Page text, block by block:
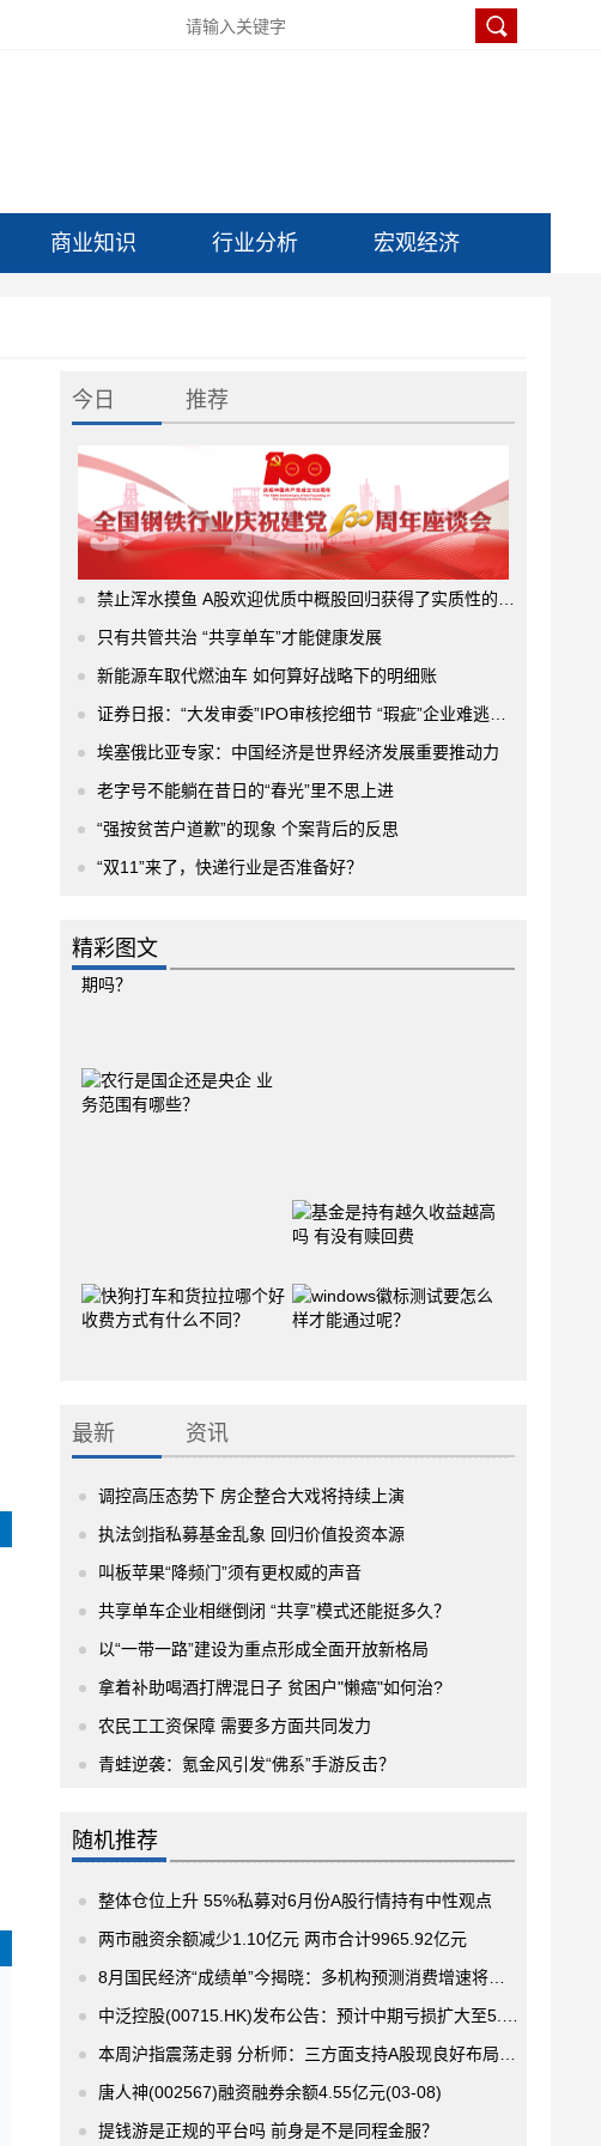
商业知识 行业分析 宏观经济
今日 推荐
禁止浑水摸鱼 A股欢迎优质中概股回归获得了实质性的进展
只有共管共治 “共享单车”才能健康发展
新能源车取代燃油车 如何算好战略下的明细账
证券日报：“大发审委”IPO审核挖细节 “瑕疵”企业难逃法眼
埃塞俄比亚专家：中国经济是世界经济发展重要推动力
老字号不能躺在昔日的“春光”里不思上进
“强按贫苦户道歉”的现象 个案背后的反思
“双11”来了，快递行业是否准备好？
精彩图文
最新 资讯
调控高压态势下 房企整合大戏将持续上演
执法剑指私募基金乱象 回归价值投资本源
叫板苹果“降频门”须有更权威的声音
共享单车企业相继倒闭 “共享”模式还能挺多久？
以“一带一路”建设为重点形成全面开放新格局
拿着补助喝酒打牌混日子 贫困户"懒癌"如何治?
农民工工资保障 需要多方面共同发力
青蛙逆袭：氪金风引发“佛系”手游反击？
随机推荐
整体仓位上升 55%私募对6月份A股行情持有中性观点
两市融资余额减少1.10亿元 两市合计9965.92亿元
8月国民经济“成绩单”今揭晓：多机构预测消费增速将回升
中泛控股(00715.HK)发布公告：预计中期亏损扩大至5.5亿-5.7亿港元
本周沪指震荡走弱 分析师：三方面支持A股现良好布局窗口期
唐人神(002567)融资融券余额4.55亿元(03-08)
提钱游是正规的平台吗 前身是不是同程金服？